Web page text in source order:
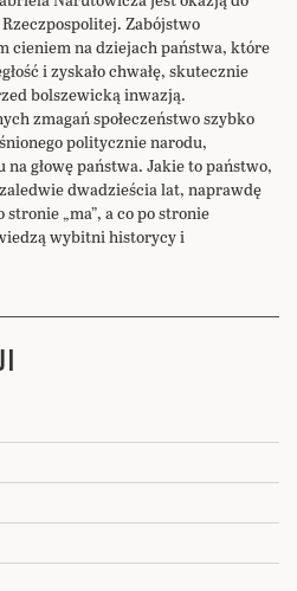
Zabójstwo
cieniem na dziejach państwa, które
i zyskało chwałę, skutecznie
bolszewicką inwazją.
zmagań społeczeństwo szybko
politycznie narodu,
na głowę państwa. Jakie to państwo,
dwadzieścia lat, naprawdę
stronie „ma”, a co po stronie
wybitni historycy i